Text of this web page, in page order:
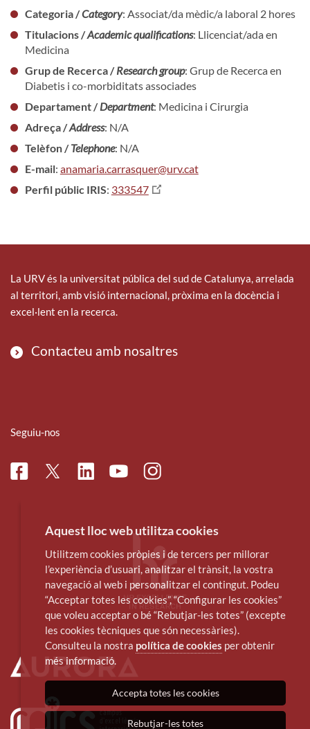
Categoria /Category: Associat/da mèdic/a laboral 2 hores
Titulacions /Academic qualifications: Llicenciat/ada en
Medicina
Grup de Recerca /Research group: Grup de Recerca en
Diabetis i co-morbiditats associades
Departament /Department: Medicina i Cirurgia
Adreça /Address: N/A
Telèfon /Telephone: N/A
E-mail: anamaria.carrasquer@urv.cat
Perfil públic IRIS: 333547
La URV és la universitat pública del sud de Catalunya, arrelada
al territori, amb visió internacional, pròxima en la docència i
excel·lent en la recerca.
Contacteu amb nosaltres
Seguiu-nos
FacebookTwitterLinkedinYoutubeInstagram
Aquest lloc web utilitza cookies
Utilitzem cookies pròpies i de tercers per millorar
l’experiència d’usuari, analitzar el trànsit, la vostra
navegació al web i personalitzar el contingut. Podeu
“Acceptar totes les cookies”, “Configurar les cookies”
que voleu acceptar o bé “Rebutjar-les totes” (excepte
les cookies tècniques que són necessàries).
Consulteu la nostra política de cookies per obtenir
més informació.
Accepta totes les cookies
Rebutjar-les totes